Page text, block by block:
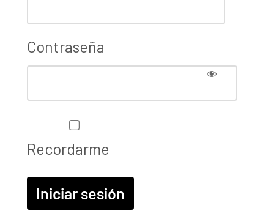
Contraseña
Recordarme